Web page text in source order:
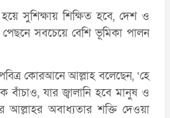
সুশিক্ষায় শিক্ষিত হবে, দেশ ও
সবচেয়ে বেশি ভূমিকা পালন
কোরআনে আল্লাহ বলেছেন, ‘হে
যার জ্বালানি হবে মানুষ ও
আল্লাহর অবাধ্যতার শক্তি দেওয়া